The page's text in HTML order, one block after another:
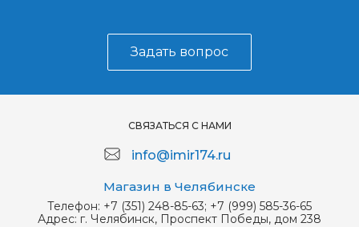
Задать вопрос
СВЯЗАТЬСЯ С НАМИ
info@imir174.ru
Магазин в Челябинске
Телефон: +7 (351) 248-85-63; +7 (999) 585-36-65
Адрес: г. Челябинск, Проспект Победы, дом 238